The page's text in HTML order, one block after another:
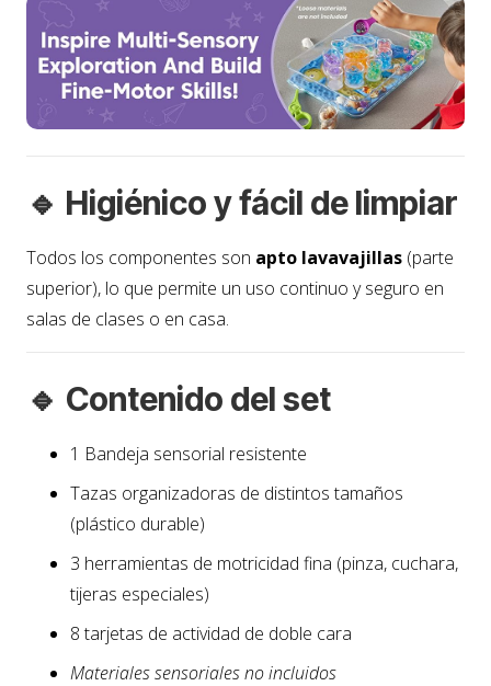
🔹 Higiénico y fácil de limpiar
Todos los componentes son apto lavavajillas (parte
superior), lo que permite un uso continuo y seguro en
salas de clases o en casa.
🔹 Contenido del set
1 Bandeja sensorial resistente
Tazas organizadoras de distintos tamaños
(plástico durable)
3 herramientas de motricidad fina (pinza, cuchara,
tijeras especiales)
8 tarjetas de actividad de doble cara
Materiales sensoriales no incluidos